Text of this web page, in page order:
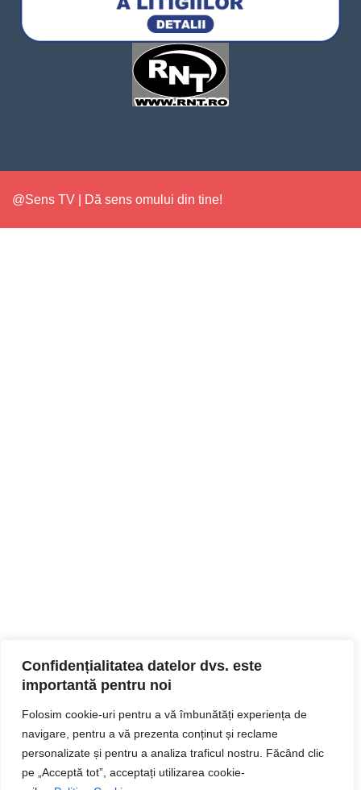
Confidențialitatea datelor dvs. este
importantă pentru noi
Folosim cookie-uri pentru a vă îmbunătăți experiența de
navigare, pentru a vă prezenta conținut și reclame
personalizate și pentru a analiza traficul nostru. Făcând clic
pe „Acceptă tot”, acceptați utilizarea cookie-
@Sens TV | Dă sens omului din tine!